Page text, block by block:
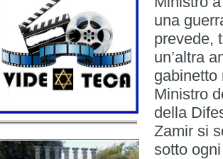
una
prevede,
un’altra
gabinetto
Ministro
della
Zamir si
sotto